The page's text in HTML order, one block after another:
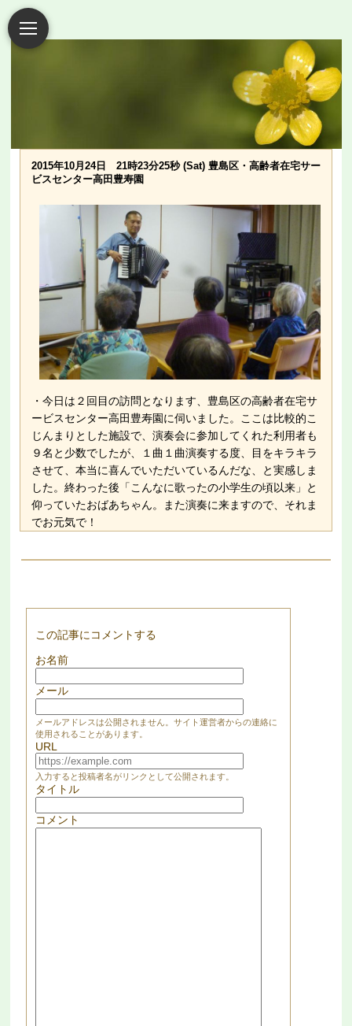
2015年10月24日 21時23分25秒 (Sat) 豊島区・高齢者在宅サー
ビスセンター高田豊寿園
・今日は２回目の訪問となります、豊島区の高齢者在宅サ
ービスセンター高田豊寿園に伺いました。ここは比較的こ
じんまりとした施設で、演奏会に参加してくれた利用者も
９名と少数でしたが、１曲１曲演奏する度、目をキラキラ
させて、本当に喜んでいただいているんだな、と実感しま
した。終わった後「こんなに歌ったの小学生の頃以来」と
仰っていたおばあちゃん。また演奏に来ますので、それま
でお元気で！
この記事にコメントする
お名前
メール
メールアドレスは公開されません。サイト運営者からの連絡に
使用されることがあります。
URL
入力すると投稿者名がリンクとして公開されます。
タイトル
コメント